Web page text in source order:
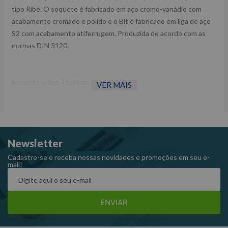
tipo Ribe. O soquete é fabricado em aço cromo-vanádio com
acabamento cromado e polido e o Bit é fabricado em liga de aço
S2 com acabamento atiferrugem. Produzida de acordo com as
normas DIN 3120.
Especificações Técnicas: >br>
Código: 303907
Marca: King Tony
VER MAIS
Newsletter
Cadastre-se e receba nossas novidades e promoções em seu e-
mail!
ENVIAR